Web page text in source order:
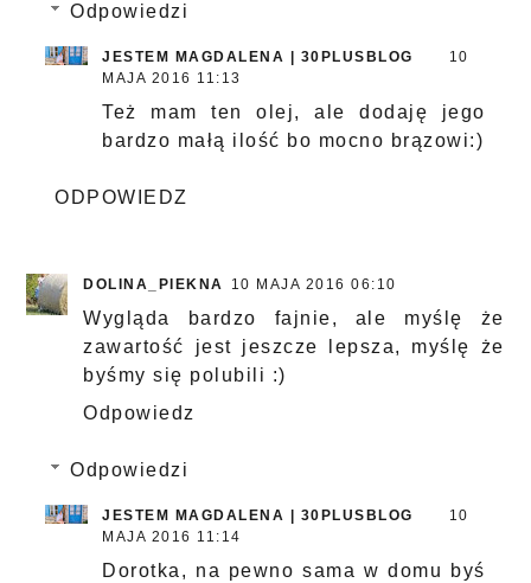
Odpowiedzi
JESTEM MAGDALENA | 30PLUSBLOG
10
MAJA 2016 11:13
Też mam ten olej, ale dodaję jego
bardzo małą ilość bo mocno brązowi:)
ODPOWIEDZ
DOLINA_PIEKNA 10 MAJA 2016 06:10
Wygląda bardzo fajnie, ale myślę że
zawartość jest jeszcze lepsza, myślę że
byśmy się polubili :)
Odpowiedz
Odpowiedzi
JESTEM MAGDALENA | 30PLUSBLOG
10
MAJA 2016 11:14
Dorotka, na pewno sama w domu byś